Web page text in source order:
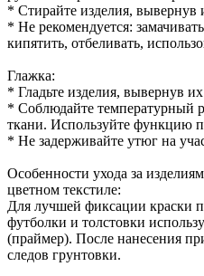
* Стирайте изделия, вывернув
* Не рекомендуется:
кипятить, отбеливать,
Глажка:
* Гладьте изделия, вывернув
* Соблюдайте температурный
ткани. Используйте функцию
* Не задерживайте утюг на
Особенности ухода за
цветном текстиле:
Для лучшей фиксации краски
футболки и толстовки
(праймер). После нанесения
следов грунтовки.